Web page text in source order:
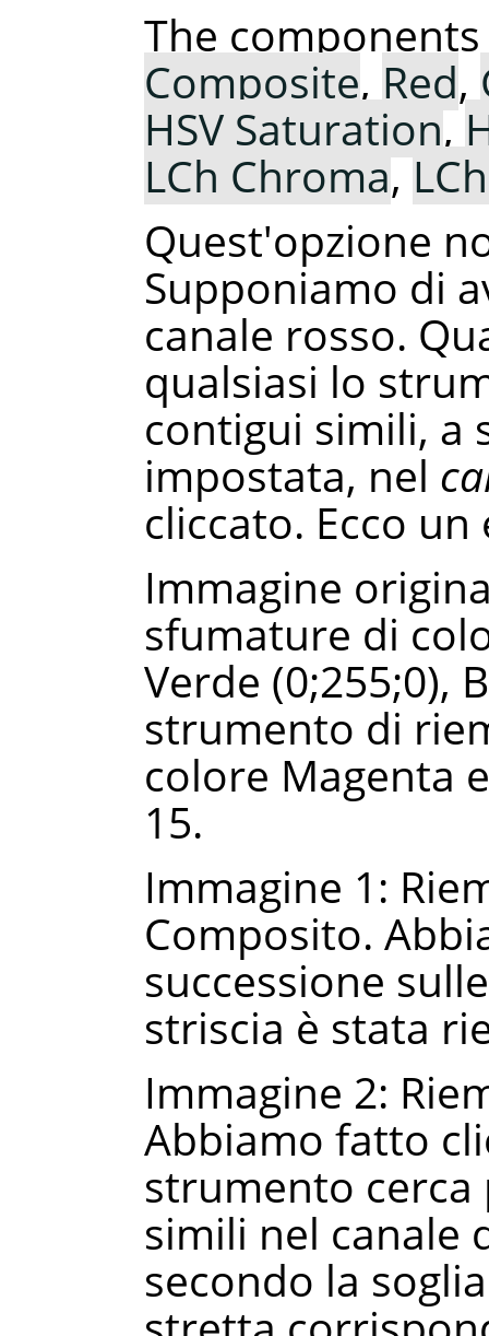
The
Composite, Red,
HSV Saturation,
LCh Chroma,
Quest'opzione
Supponiamo di
canale rosso.
qualsiasi lo
contigui simili, a
impostata, nel
cliccato. Ecco
Immagine
sfumature di
Verde (0;255;0),
strumento di
colore Magenta
15.
Immagine 1:
Composito.
successione
striscia è stata
Immagine 2:
Abbiamo fatto
strumento
simili nel canale
secondo la